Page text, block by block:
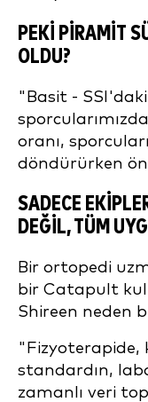
PEKI PIRAMIT
OLDU?
"Basit -
oranı,
döndürürken
SADECE
DEĞIL, TÜM
Bir ortopedi
bir Catapult
Shireen neden
"Fizyoterapide,
standardın,
zamanlı veri